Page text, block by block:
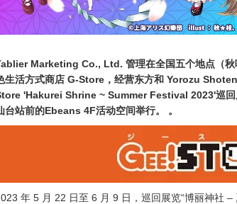
Marketing Co., Ltd. 管理在全国五个地点（秋
生活方式商店 G-Store，经营东方和 Yorozu
'Hakurei Shrine ~ Summer Festival 2023'巡回
台站前的Ebeans 4F活动空间举行。 。
年 5 月 22 日至 6 月 9 日，巡回展览“博丽神社